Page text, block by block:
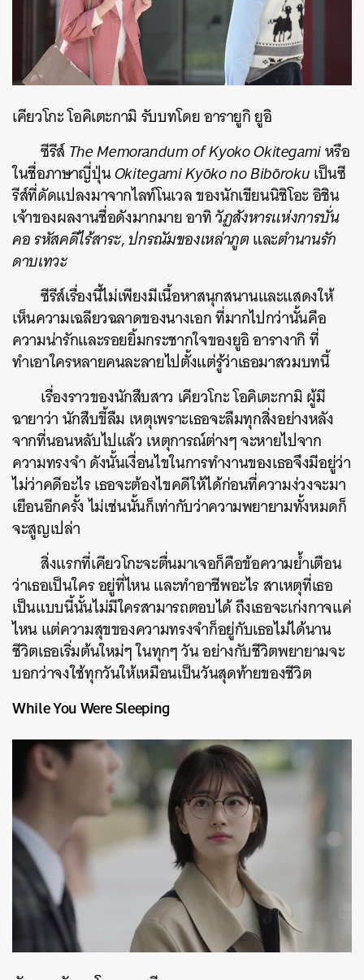
เคียวโกะ โอคิเตะกามิ รับบทโดย อารายูกิ ยูอิ
ซีรีส์The Memorandum of Kyoko Okitegamiหรือ
ในชื่อภาษาญี่ปุ่นOkitegami Kyōko no Bibōrokuเป็นซี
รีส์ที่ดัดแปลงมาจากไลท์โนเวล ของนักเขียนนิชิโอะ อิชิน
เจ้าของผลงานชื่อดังมากมาย อาทิ วัฏสังหารแห่งการบั่น
คอ รหัสคดีไร้สาระ,ปกรณัมของเหล่าภูตและตำนานรัก
ดาบเทวะ
ซีรีส์เรื่องนี้ไม่เพียงมีเนื้อหาสนุกสนานและแสดงให้
เห็นความเฉลียวฉลาดของนางเอก ที่มากไปกว่านั้นคือ
ความน่ารักและรอยยิ้มกระชากใจของยูอิ อารางากิ ที่
ทำเอาใครหลายคนละลายไปตั้งแต่รู้ว่าเธอมาสวมบทนี้
เรื่องราวของนักสืบสาว เคียวโกะ โอคิเตะกามิ ผู้มี
ฉายาว่า นักสืบขี้ลืม เหตุเพราะเธอจะลืมทุกสิ่งอย่างหลัง
จากที่นอนหลับไปแล้ว เหตุการณ์ต่างๆ จะหายไปจาก
ความทรงจำ ดังนั้นเงื่อนไขในการทำงานของเธอจึงมีอยู่ว่า
ไม่ว่าคดีอะไร เธอจะต้องไขคดีให้ได้ก่อนที่ความง่วงจะมา
เยือนอีกครั้ง ไม่เช่นนั้นก็เท่ากับว่าความพยายามทั้งหมดก็
จะสูญเปล่า
สิ่งแรกที่เคียวโกะจะตื่นมาเจอก็คือข้อความย้ำเตือน
ว่าเธอเป็นใคร อยู่ที่ไหน และทำอาชีพอะไร สาเหตุที่เธอ
เป็นแบบนี้นั้นไม่มีใครสามารถตอบได้ ถึงเธอจะเก่งกาจแค่
ไหน แต่ความสุขของความทรงจำก็อยู่กับเธอไม่ได้นาน
ชีวิตเธอเริ่มต้นใหม่ๆ ในทุกๆ วัน อย่างกับชีวิตพยายามจะ
บอกว่าจงใช้ทุกวันให้เหมือนเป็นวันสุดท้ายของชีวิต
While You Were Sleeping